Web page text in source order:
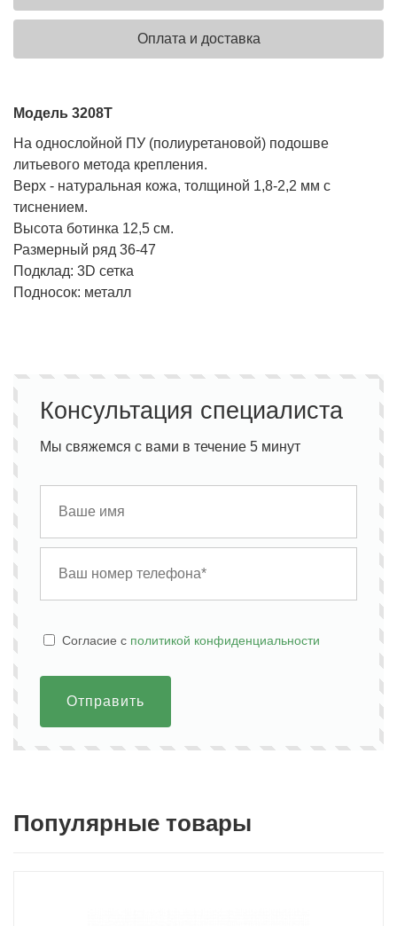
Оплата и доставка
Модель 3208Т
На однослойной ПУ (полиуретановой) подошве
литьевого метода крепления.
Верх - натуральная кожа, толщиной 1,8-2,2 мм с
тиснением.
Высота ботинка 12,5 см.
Размерный ряд 36-47
Подклад: 3D сетка
Подносок: металл
Консультация специалиста
Мы свяжемся с вами в течение 5 минут
Cогласие с политикой конфиденциальности
Отправить
Популярные товары